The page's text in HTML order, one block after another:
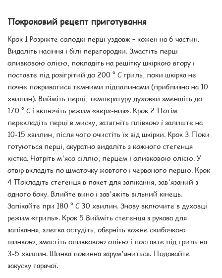
Покроковий рецепт приготування
Крок 1 Розріжте солодкі перці уздовж – кожен на 6 частин.
Видаліть насіння і білі перегородки. Змастіть перці
оливковою олією, покладіть на решітку шкіркою вгору і
поставте під розігрітий до 200 ° С гриль, поки шкірка не
почне покриватися темними підпалинами (приблизно на 10
хвилин). Вийміть перці, температуру духовки зменшіть до
170 ° С і включіть режим «верх-низ». Крок 2 Потім
перекладіть перці в миску, затягніть плівкою і залиште на
10-15 хвилин, після чого очистіть їх від шкірки. Крок 3 Поки
готуються перці, акуратно видаліть з кожного стегенця
кістка. Натріть м'ясо сіллю, перцем і оливковою олією. У
отвір вкладіть по шматочку жовтого і червоного перцю. Крок
4 Покладіть стегенця в пакет для запікання, зав'язаний з
одного боку. Влийте вино і зав'яжіть вільний кінець.
Запікайте при 180 ° С 30 хвилин. Знову включите в духовці
режим «гриль». Крок 5 Вийміть стегенця з рукава для
запікання, злегка остудіть, оберніть кожне скибочкою
шинкою, змастіть оливковою олією і поставте під гриль на
3-5 хвилин. Шинка повинна зарум'яниться. Подавайте
закуску гарячої.